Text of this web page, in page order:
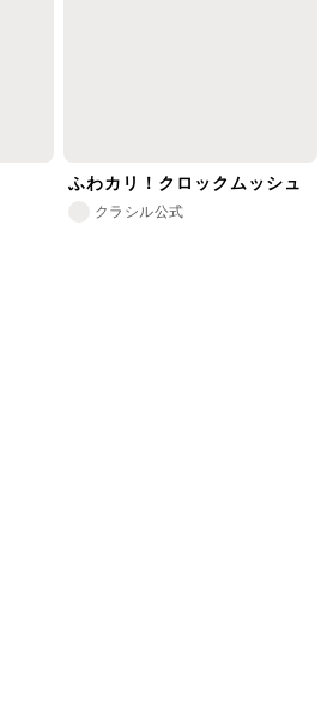
ふわカリ！クロックムッシュ
クラシル公式